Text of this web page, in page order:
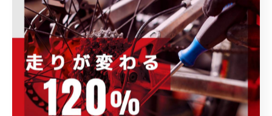
取り扱いブランド
ウェア・ヘルメット・シューズ
トレーニング・メンテナンス・その他
ホイール・パーツ・アクセサリー
完成車・フレーム